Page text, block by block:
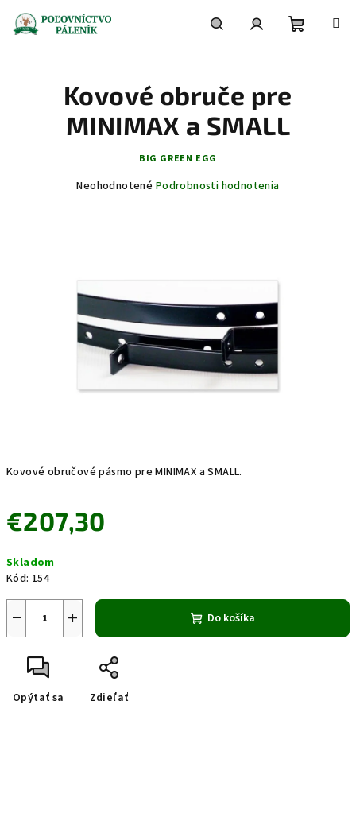
obsah
Kovové obručové pásmo pre MINIMAX a SMALL.
€207,30
cena:
Skladom
Kód: 154
+
− Do košíka
Opýtať sa Zdieľať
Kovové obruče pre
MINIMAX a SMALL
BIG GREEN EGG
Priemerné
hviezdičiek.
Neohodnotené Podrobnosti hodnotenia